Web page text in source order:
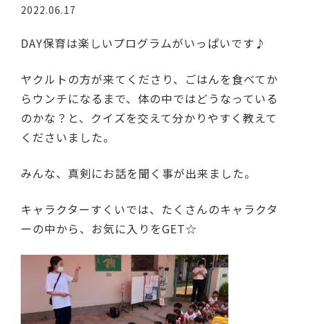
2022.06.17
DAY保育は楽しいプログラムがいっぱいです♪
ヤクルトの方が来てくださり、ごはんを食べてか
らウンチになるまで、体の中ではどうなっている
のかな？と、クイズを交えて分かりやすく教えて
くださいました。
みんな、真剣にお話を聞く事が出来ました。
キャラクターすくいでは、たくさんのキャラクタ
ーの中から、お気に入りをGET☆